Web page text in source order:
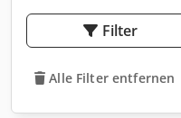
Filter
Alle Filter entfernen